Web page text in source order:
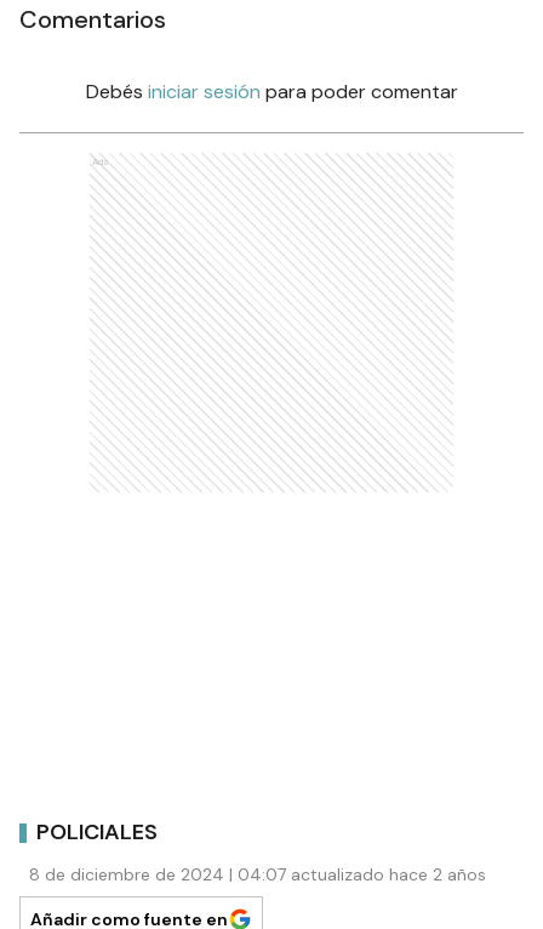
Comentarios
Debés iniciar sesión para poder comentar
Ads
POLICIALES
8 de diciembre de 2024 | 04:07 actualizado hace 2 años
Añadir como fuente en